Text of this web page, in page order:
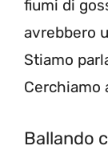
fiumi di
avrebbero
Stiamo
Cerchiamo
Ballando